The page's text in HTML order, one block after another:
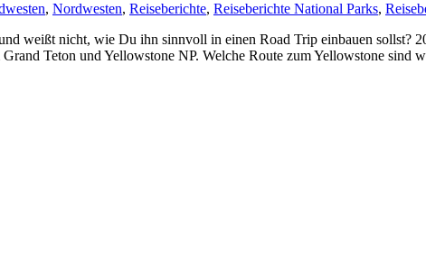
, Nordwesten, Reiseberichte, Reiseberichte National Parks,
weißt nicht, wie Du ihn sinnvoll in einen Road Trip einbauen sollst?
Teton und Yellowstone NP. Welche Route zum Yellowstone sind